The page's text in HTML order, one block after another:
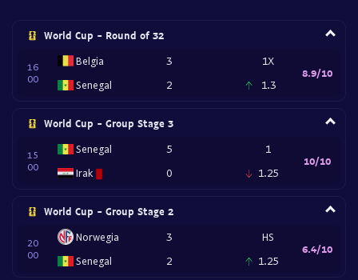
World Cup - Round of 32
16
00
Belgia
Senegal
3
2
1X
1.3
8.9/10
World Cup - Group Stage 3
15
00
Senegal
Irak
5
0
1
1.25
10/10
World Cup - Group Stage 2
20
00
Norwegia
Senegal
3
2
HS
1.25
6.4/10